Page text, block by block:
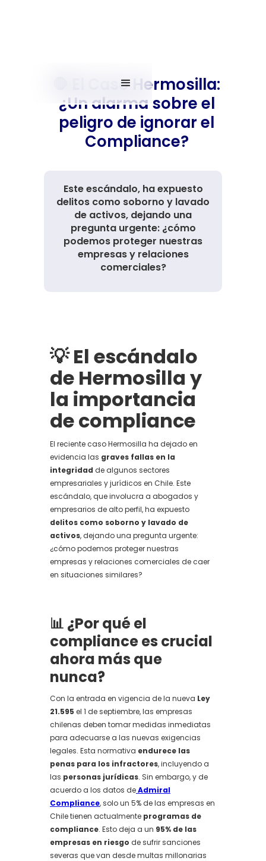
🛑 El Caso Hermosilla:
¿Un alarma sobre el
peligro de ignorar el
Compliance?
Este escándalo, ha expuesto
delitos como soborno y lavado
de activos, dejando una
pregunta urgente: ¿cómo
podemos proteger nuestras
empresas y relaciones
comerciales?
💡 El escándalo
de Hermosilla y
la importancia
de compliance
El reciente caso Hermosilla ha dejado en
evidencia las graves fallas en la
integridad de algunos sectores
empresariales y jurídicos en Chile. Este
escándalo, que involucra a abogados y
empresarios de alto perfil, ha expuesto
delitos como soborno y lavado de
activos, dejando una pregunta urgente:
¿cómo podemos proteger nuestras
empresas y relaciones comerciales de caer
en situaciones similares?
📊 ¿Por qué el
compliance es crucial
ahora más que
nunca?
Con la entrada en vigencia de la nueva Ley
21.595 el 1 de septiembre, las empresas
chilenas deben tomar medidas inmediatas
para adecuarse a las nuevas exigencias
legales. Esta normativa endurece las
penas para los infractores, incluyendo a
las personas jurídicas. Sin embargo, y de
acuerdo a los datos deAdmiral
Compliance, solo un 5% de las empresas en
Chile tienen actualmente programas de
compliance. Esto deja a un 95% de las
empresas en riesgo de sufrir sanciones
severas que van desde multas millonarias